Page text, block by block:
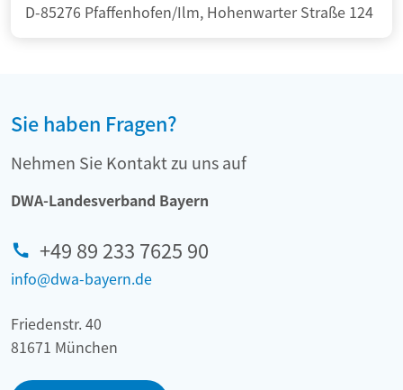
D-85276 Pfaffenhofen/Ilm, Hohenwarter Straße 124
Sie haben Fragen?
Nehmen Sie Kontakt zu uns auf
DWA-Landesverband Bayern
+49 89 233 7625 90
info@dwa-bayern.de
Friedenstr. 40
81671 München